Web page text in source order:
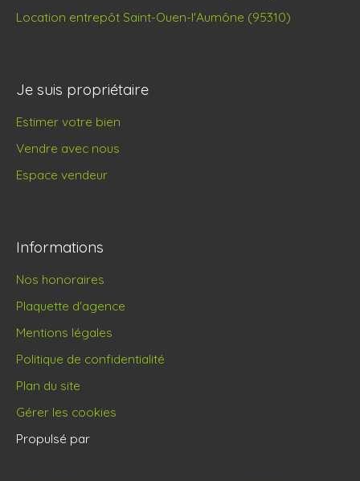
Location entrepôt Saint-Ouen-l'Aumône (95310)
Je suis propriétaire
Estimer votre bien
Vendre avec nous
Espace vendeur
Informations
Nos honoraires
Plaquette d'agence
Mentions légales
Politique de confidentialité
Plan du site
Gérer les cookies
Propulsé par